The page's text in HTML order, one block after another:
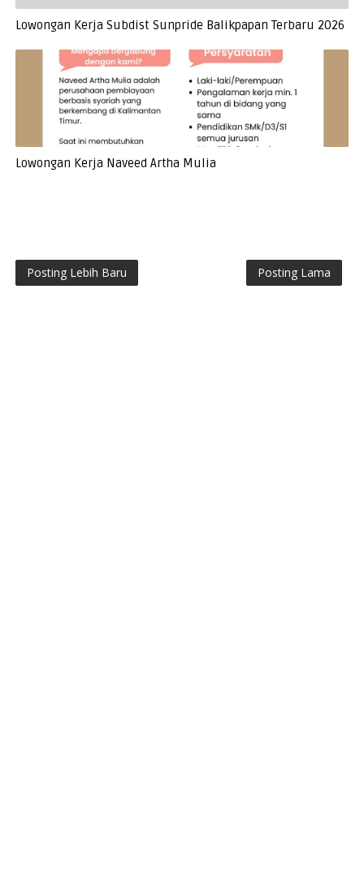
Lowongan Kerja Subdist Sunpride Balikpapan Terbaru 2026
Lowongan Kerja Naveed Artha Mulia
Posting Lebih Baru Posting Lama